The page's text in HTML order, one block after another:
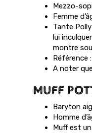
Mezzo-
Femme
Tante
lui
montre
Référence
A noter
MUFF
Baryton
Homme
Muff est